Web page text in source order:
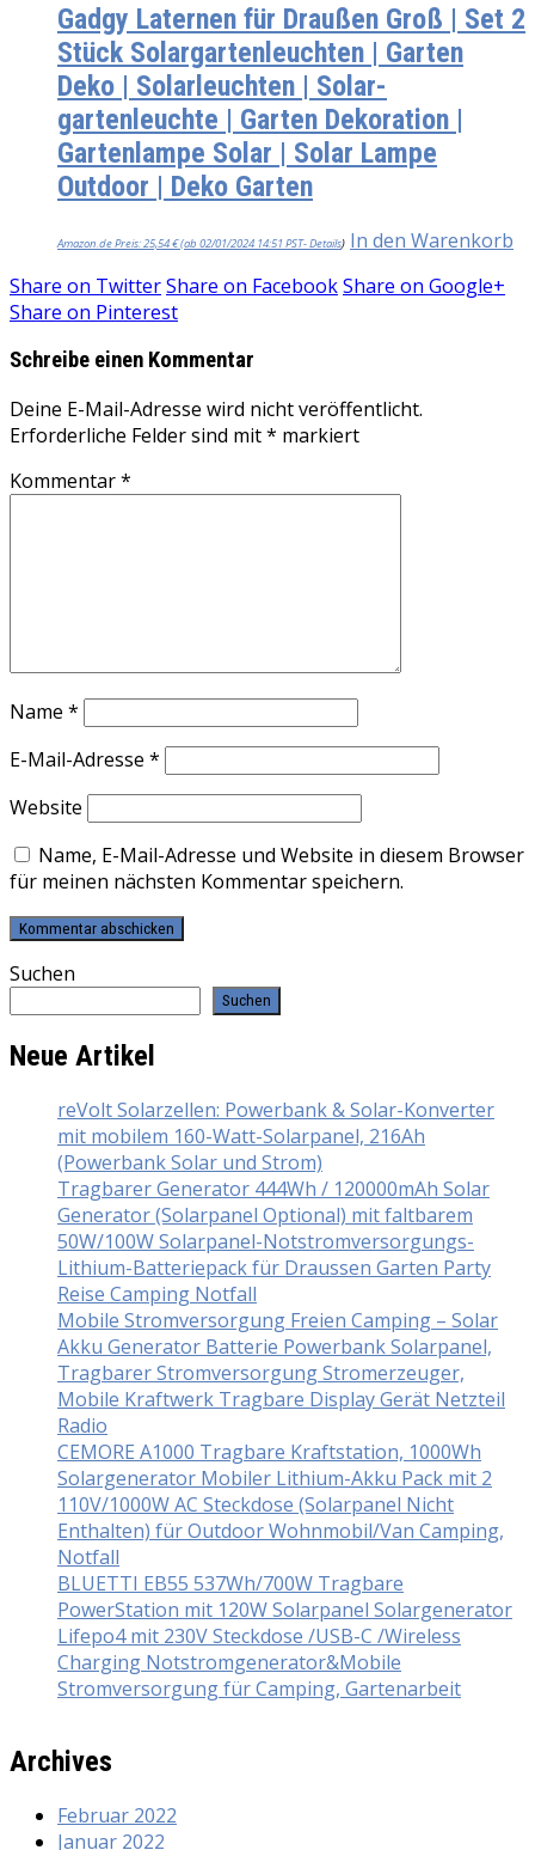
Gadgy Laternen für Draußen Groß | Set 2
Stück Solargartenleuchten | Garten
Deko | Solarleuchten | Solar-
gartenleuchte | Garten Dekoration |
Gartenlampe Solar | Solar Lampe
Outdoor | Deko Garten
Amazon.de Preis: 25,54€(ab 02/01/2024 14:51 PST-Details) In den Warenkorb
Share on TwitterShare on FacebookShare on Google+
Share on Pinterest
Schreibe einen Kommentar
Deine E-Mail-Adresse wird nicht veröffentlicht.
Erforderliche Felder sind mit* markiert
Kommentar*
Name *
E-Mail-Adresse *
Website
Name, E-Mail-Adresse und Website in diesem Browser
für meinen nächsten Kommentar speichern.
Suchen
Suchen
Neue Artikel
reVolt Solarzellen: Powerbank & Solar-Konverter
mit mobilem 160-Watt-Solarpanel, 216Ah
(Powerbank Solar und Strom)
Tragbarer Generator 444Wh / 120000mAh Solar
Generator (Solarpanel Optional) mit faltbarem
50W/100W Solarpanel-Notstromversorgungs-
Lithium-Batteriepack für Draussen Garten Party
Reise Camping Notfall
Mobile Stromversorgung Freien Camping – Solar
Akku Generator Batterie Powerbank Solarpanel,
Tragbarer Stromversorgung Stromerzeuger,
Mobile Kraftwerk Tragbare Display Gerät Netzteil
Radio
CEMORE A1000 Tragbare Kraftstation, 1000Wh
Solargenerator Mobiler Lithium-Akku Pack mit 2
110V/1000W AC Steckdose (Solarpanel Nicht
Enthalten) für Outdoor Wohnmobil/Van Camping,
Notfall
BLUETTI EB55 537Wh/700W Tragbare
PowerStation mit 120W Solarpanel Solargenerator
Lifepo4 mit 230V Steckdose /USB-C /Wireless
Charging Notstromgenerator&Mobile
Stromversorgung für Camping, Gartenarbeit
Archives
Februar 2022
Januar 2022